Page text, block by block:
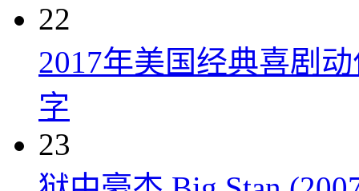
22
2017年美国经典喜剧
字
23